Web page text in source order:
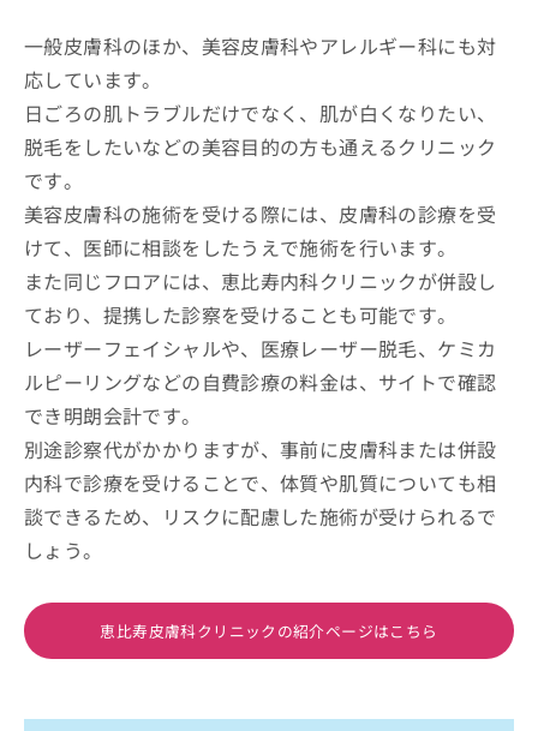
一般皮膚科のほか、美容皮膚科やアレルギー科にも対
応しています。
日ごろの肌トラブルだけでなく、肌が白くなりたい、
脱毛をしたいなどの美容目的の方も通えるクリニック
です。
美容皮膚科の施術を受ける際には、皮膚科の診療を受
けて、医師に相談をしたうえで施術を行います。
また同じフロアには、恵比寿内科クリニックが併設し
ており、提携した診察を受けることも可能です。
レーザーフェイシャルや、医療レーザー脱毛、ケミカ
ルピーリングなどの自費診療の料金は、サイトで確認
でき明朗会計です。
別途診察代がかかりますが、事前に皮膚科または併設
内科で診療を受けることで、体質や肌質についても相
談できるため、リスクに配慮した施術が受けられるで
しょう。
恵比寿皮膚科クリニックの紹介ページはこちら